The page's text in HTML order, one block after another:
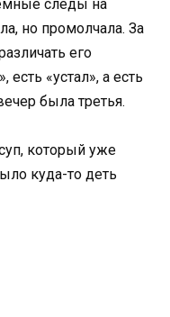
следы на
но промолчала. За
его
есть «устал», а есть
была третья.
который уже
куда-то деть